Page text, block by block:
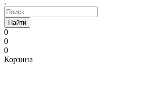
.
Найти
0
0
0
Корзина